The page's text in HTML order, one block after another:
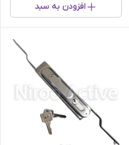
افزودن به سبد